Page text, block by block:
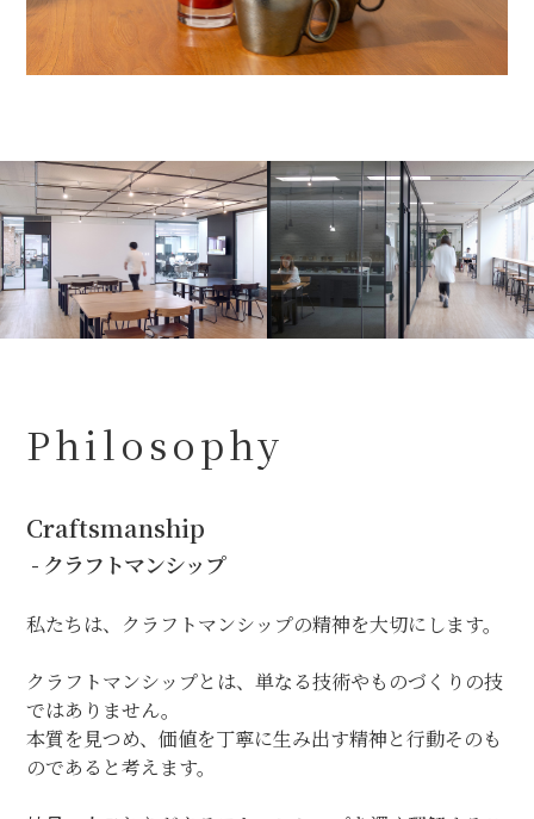
Philosophy
Craftsmanship
- クラフトマンシップ
私たちは、クラフトマンシップの精神を大切にします。
クラフトマンシップとは、単なる技術やものづくりの技
ではありません。
本質を見つめ、価値を丁寧に生み出す精神と行動そのも
のであると考えます。